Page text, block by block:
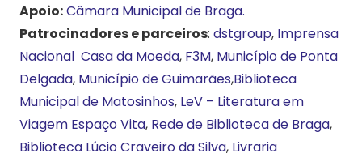
Apoio:Câmara Municipal de Braga.
Patrocinadores e parceiros: dstgroup, Imprensa
Nacional Casa da Moeda, F3M, Município de Ponta
Delgada, Município de Guimarães,Biblioteca
Municipal de Matosinhos, LeV – Literatura em
Viagem Espaço Vita, Rede de Biblioteca de Braga,
Biblioteca Lúcio Craveiro da Silva, Livraria